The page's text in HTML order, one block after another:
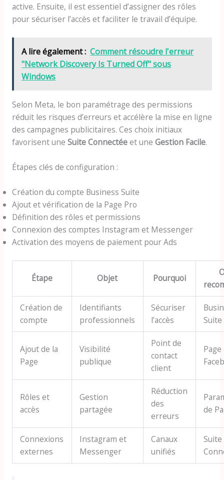
active. Ensuite, il est essentiel d’assigner des rôles
pour sécuriser l’accès et faciliter le travail d’équipe.
A lire également : Comment résoudre l'erreur
"Network Discovery Is Turned Off" sous
Windows
Selon Meta, le bon paramétrage des permissions
réduit les risques d’erreurs et accélère la mise en ligne
des campagnes publicitaires. Ces choix initiaux
favorisent une Suite Connectéeet une Gestion Facile.
Étapes clés de configuration :
Création du compte Business Suite
Ajout et vérification de la Page Pro
Définition des rôles et permissions
Connexion des comptes Instagram et Messenger
Activation des moyens de paiement pour Ads
Étape Objet Pourquoi
Création de
compte
Identifiants
professionnels
Sécuriser
l’accès
Suite
Ajout de la
Page
Visibilité
publique
Point de
contact
client
Page
Rôles et
accès
Gestion
partagée
Réduction
des
erreurs
de
Connexions
externes
Instagram et
Messenger
Canaux
unifiés
Suite